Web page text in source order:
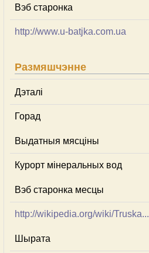
Вэб старонка
http://www.u-batjka.com.ua
Размяшчэнне
Дэталі
Горад
Выдатныя мясціны
Курорт мінеральных вод
Вэб старонка месцы
http://wikipedia.org/wiki/Truska...
Шырата